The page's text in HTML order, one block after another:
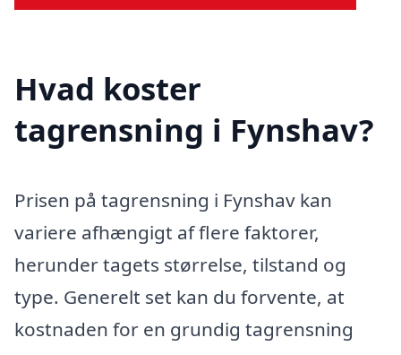
Hvad koster
tagrensning i Fynshav?
Prisen på tagrensning i Fynshav kan
variere afhængigt af flere faktorer,
herunder tagets størrelse, tilstand og
type. Generelt set kan du forvente, at
kostnaden for en grundig tagrensning